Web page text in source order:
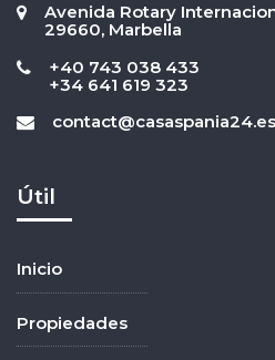
Avenida Rotary
29660, Marbella
+40 743 038 433
+34 641 619 323
contact@casaspania24.es
Útil
Inicio
Propiedades